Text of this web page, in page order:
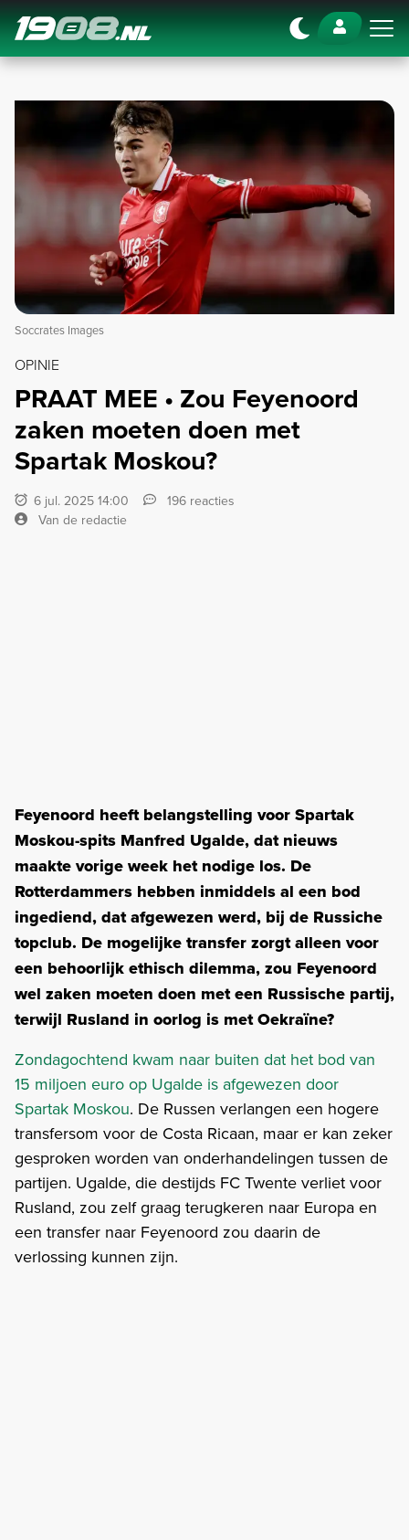
Navigation
Soccrates Images
OPINIE
PRAAT MEE • Zou Feyenoord
zaken moeten doen met
Spartak Moskou?
6 jul. 2025 14:00
196 reacties
Van de redactie
Feyenoord heeft belangstelling voor Spartak
Moskou-spits Manfred Ugalde, dat nieuws
maakte vorige week het nodige los. De
Rotterdammers hebben inmiddels al een bod
ingediend, dat afgewezen werd, bij de Russiche
topclub. De mogelijke transfer zorgt alleen voor
een behoorlijk ethisch dilemma, zou Feyenoord
wel zaken moeten doen met een Russische partij,
terwijl Rusland in oorlog is met Oekraïne?
Zondagochtend kwam naar buiten dat het bod van
15 miljoen euro op Ugalde is afgewezen door
Spartak Moskou. De Russen verlangen een hogere
transfersom voor de Costa Ricaan, maar er kan zeker
gesproken worden van onderhandelingen tussen de
partijen. Ugalde, die destijds FC Twente verliet voor
Rusland, zou zelf graag terugkeren naar Europa en
een transfer naar Feyenoord zou daarin de
verlossing kunnen zijn.